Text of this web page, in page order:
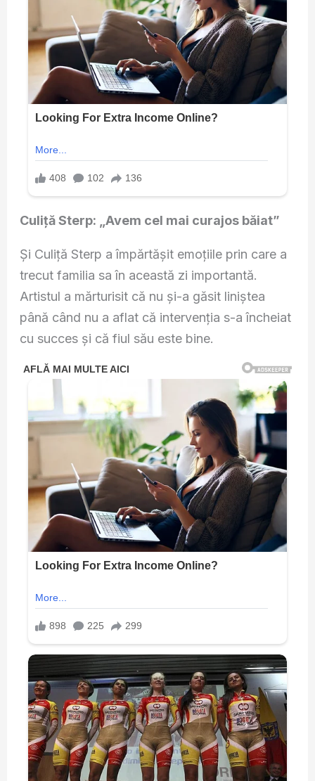
Culiță Sterp: „Avem cel mai curajos băiat”
Și Culiță Sterp a împărtășit emoțiile prin care a
trecut familia sa în această zi importantă.
Artistul a mărturisit că nu și-a găsit liniștea
până când nu a aflat că intervenția s-a încheiat
cu succes și că fiul său este bine.